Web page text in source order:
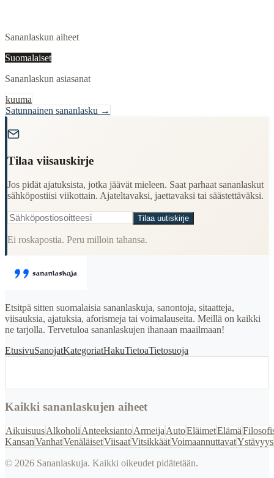
Sananlaskun aiheet
Suomalaiset
Sananlaskun asiasanat
kuuma
Satunnainen sananlasku →
Tilaa viisauskirje
Jos pidät ajatuksista, jotka jäävät mieleen. Saat parhaat sananlaskut
sähköpostiisi viikottain. Ajateltavaksi, jaettavaksi tai säästettäväksi.
Tilaa uutiskirje
Ei roskapostia. Peru milloin tahansa.
Etsitpä sitten suomalaisia sananlaskuja, sanontoja, sitaatteja,
viisauksia, ajatuksia, aforismeja tai voimalauseita. Meillä on kaikki
ne tarjolla. Tervetuloa sananlaskujen ihanaan maailmaan!
EtusivuSanojatKategoriatHakuTietoaTietosuoja
Kaikki sananlaskujen aiheet
AikuisuusAlkoholi AnteeksiantoArmeija AutoEläimetElämä
KansanVanhatVenäläisetViisaatVitsikkäätVoimaannuttavatYstävyys
© 2026 Sananlaskuja. Kaikki oikeudet pidätetään.